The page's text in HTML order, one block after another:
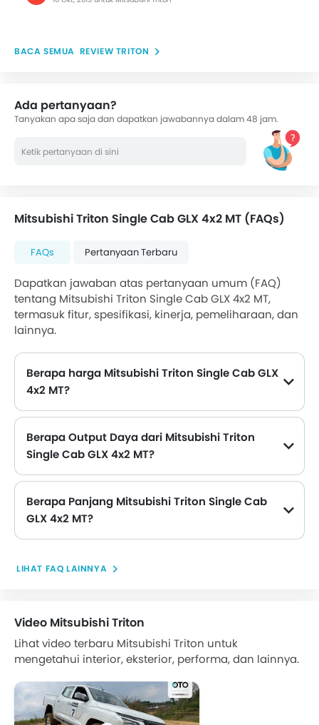
REVIEW TRITON
Ada pertanyaan?
Tanyakan apa saja dan dapatkan jawabannya dalam 48 jam.
Mitsubishi Triton Single Cab GLX 4x2 MT (FAQs)
FAQs Pertanyaan Terbaru
Dapatkan jawaban atas pertanyaan umum (FAQ)
tentang Mitsubishi Triton Single Cab GLX 4x2 MT,
termasuk fitur, spesifikasi, kinerja, pemeliharaan, dan
lainnya.
Berapa harga Mitsubishi Triton Single Cab GLX
4x2 MT?
Berapa Output Daya dari Mitsubishi Triton
Single Cab GLX 4x2 MT?
Berapa Panjang Mitsubishi Triton Single Cab
GLX 4x2 MT?
LIHAT FAQ LAINNYA
Video Mitsubishi Triton
Lihat video terbaru Mitsubishi Triton untuk
mengetahui interior, eksterior, performa, dan lainnya.